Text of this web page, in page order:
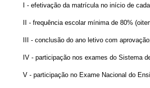
I - efetivação da matrícula no início de
II - frequência escolar mínima de 80%
III - conclusão do ano letivo com
IV - participação nos exames do Sistema
V - participação no Exame Nacional do